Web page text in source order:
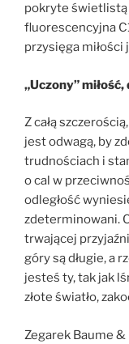
pokryte świetlistą
fluorescencyjna
przysięga miłości
„Uczony”
Z całą
jest odwagą, by
trudnościach i
o cal w
odległość
zdeterminowani.
trwającej
góry są długie, a
jesteś ty, tak jak
złote światło,
Zegarek Baume